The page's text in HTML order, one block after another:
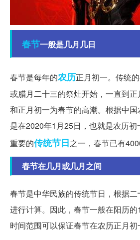
春节一般是几月几日
春节是每年的农历正月初一。传统
或腊月二十三的祭灶开始，一直到
和正月初一为春节的高潮。根据中
是在2020年1月25日，也就是农历
重要的传统节日之一，春节已有
春节在几月或几月之间
春节是中华民族的传统节日，根据
进行计算。因此，春节一般在阳历
时间范围可以保证春节在农历正月初